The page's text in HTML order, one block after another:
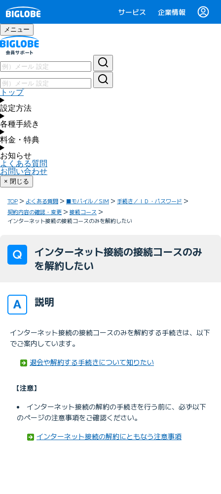
サービス 企業情報
メニュー
トップ
設定方法
各種手続き
料金・特典
お知らせ
よくある質問
お問い合わせ
× 閉じる
TOP よくある質問 ■モバイル／SIM
手続き／ＩＤ・パスワード
契約内容の確認・変更
接続コース
インターネット接続の接続コースのみを解約したい
インターネット接続の接続コースのみ
を解約したい
説明
インターネット接続の接続コースのみを解約する手続きは、以下
でご案内しています。
退会や解約する手続きについて知りたい
【注意】
インターネット接続の解約の手続きを行う前に、必ず以下
のページの注意事項をご確認ください。
インターネット接続の解約にともなう注意事項